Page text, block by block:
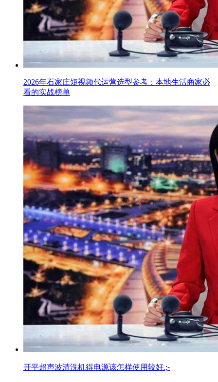
2026年石家庄短视频代运营选型参考：本地生活商家必
看的实战榜单
开平超声波清洗机得电源该怎样使用较好.;⁃